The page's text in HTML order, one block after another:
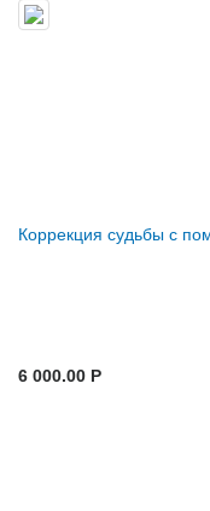
Коррекция судьбы с
6 000.00 P